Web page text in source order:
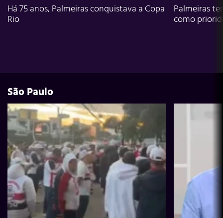
Há 75 anos, Palmeiras conquistava a Copa
Rio
Palmeiras
como
São Paulo